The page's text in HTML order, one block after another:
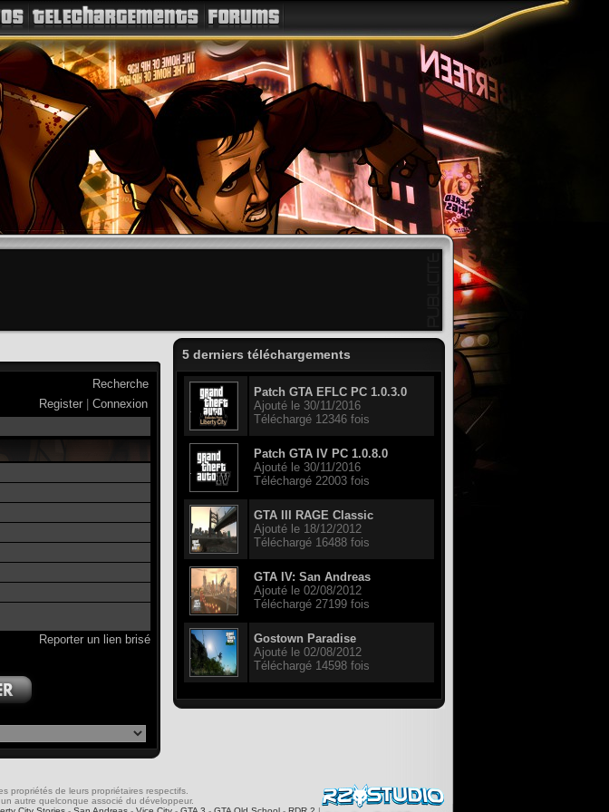
5 derniers téléchargements
Patch GTA EFLC PC 1.0.3.0
Ajouté le 30/11/2016
Téléchargé 12346 fois
Patch GTA IV PC 1.0.8.0
Ajouté le 30/11/2016
Téléchargé 22003 fois
GTA III RAGE Classic
Ajouté le 18/12/2012
Téléchargé 16488 fois
GTA IV: San Andreas
Ajouté le 02/08/2012
Téléchargé 27199 fois
Gostown Paradise
Ajouté le 02/08/2012
Téléchargé 14598 fois
Recherche
Register
Connexion
Reporter un lien brisé
propriétés de leurs propriétaires respectifs.
autre quelconque associé du développeur.